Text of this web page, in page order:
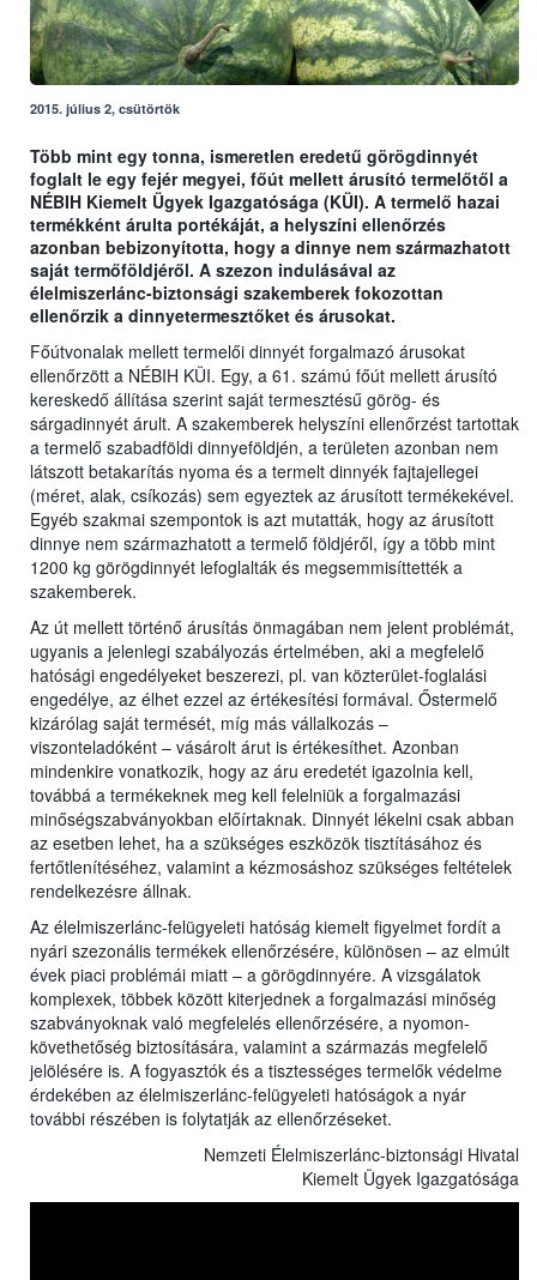
2015. július 2, csütörtök
Több mint egy tonna, ismeretlen eredetű görögdinnyét
foglalt le egy fejér megyei, főút mellett árusító termelőtől a
NÉBIH Kiemelt Ügyek Igazgatósága (KÜI). A termelő hazai
termékként árulta portékáját, a helyszíni ellenőrzés
azonban bebizonyította, hogy a dinnye nem származhatott
saját termőföldjéről. A szezon indulásával az
élelmiszerlánc-biztonsági szakemberek fokozottan
ellenőrzik a dinnyetermesztőket és árusokat.
Főútvonalak mellett termelői dinnyét forgalmazó árusokat
ellenőrzött a NÉBIH KÜI. Egy, a 61. számú főút mellett árusító
kereskedő állítása szerint saját termesztésű görög- és
sárgadinnyét árult. A szakemberek helyszíni ellenőrzést tartottak
a termelő szabadföldi dinnyeföldjén, a területen azonban nem
látszott betakarítás nyoma és a termelt dinnyék fajtajellegei
(méret, alak, csíkozás) sem egyeztek az árusított termékekével.
Egyéb szakmai szempontok is azt mutatták, hogy az árusított
dinnye nem származhatott a termelő földjéről, így a több mint
1200 kg görögdinnyét lefoglalták és megsemmisíttették a
szakemberek.
Az út mellett történő árusítás önmagában nem jelent problémát,
ugyanis a jelenlegi szabályozás értelmében, aki a megfelelő
hatósági engedélyeket beszerezi, pl. van közterület-foglalási
engedélye, az élhet ezzel az értékesítési formával. Őstermelő
kizárólag saját termését, míg más vállalkozás –
viszonteladóként – vásárolt árut is értékesíthet. Azonban
mindenkire vonatkozik, hogy az áru eredetét igazolnia kell,
továbbá a termékeknek meg kell felelniük a forgalmazási
minőségszabványokban előírtaknak. Dinnyét lékelni csak abban
az esetben lehet, ha a szükséges eszközök tisztításához és
fertőtlenítéséhez, valamint a kézmosáshoz szükséges feltételek
rendelkezésre állnak.
Az élelmiszerlánc-felügyeleti hatóság kiemelt figyelmet fordít a
nyári szezonális termékek ellenőrzésére, különösen – az elmúlt
évek piaci problémái miatt – a görögdinnyére. A vizsgálatok
komplexek, többek között kiterjednek a forgalmazási minőség
szabványoknak való megfelelés ellenőrzésére, a nyomon-
követhetőség biztosítására, valamint a származás megfelelő
jelölésére is. A fogyasztók és a tisztességes termelők védelme
érdekében az élelmiszerlánc-felügyeleti hatóságok a nyár
további részében is folytatják az ellenőrzéseket.
Nemzeti Élelmiszerlánc-biztonsági Hivatal
Kiemelt Ügyek Igazgatósága